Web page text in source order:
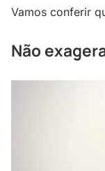
Vamos conferir
Não